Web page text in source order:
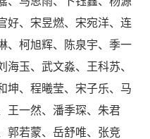
好、宋昱燃、宋宛洋、连
、柯旭辉、陈泉宇、季一
玉、武文淼、王科苏、
坤、程曦莹、宋子乐、马
王一然、潘季琛、朱君
郭若蒙、岳舒唯、张竞